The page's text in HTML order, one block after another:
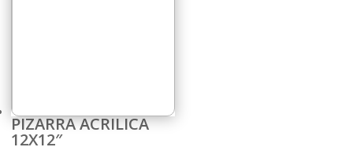
PIZARRA ACRILICA
12X12″